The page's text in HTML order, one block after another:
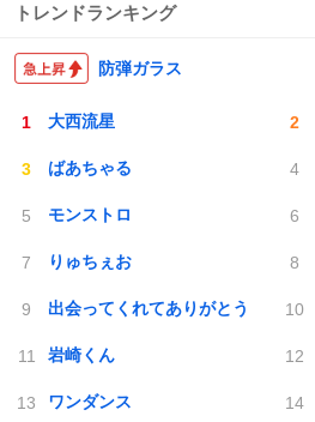
トレンドランキング
防弾ガラス
大西流星
ばあちゃる
モンストロ
りゅちぇお
出会ってくれてありがとう
岩崎くん
ワンダンス